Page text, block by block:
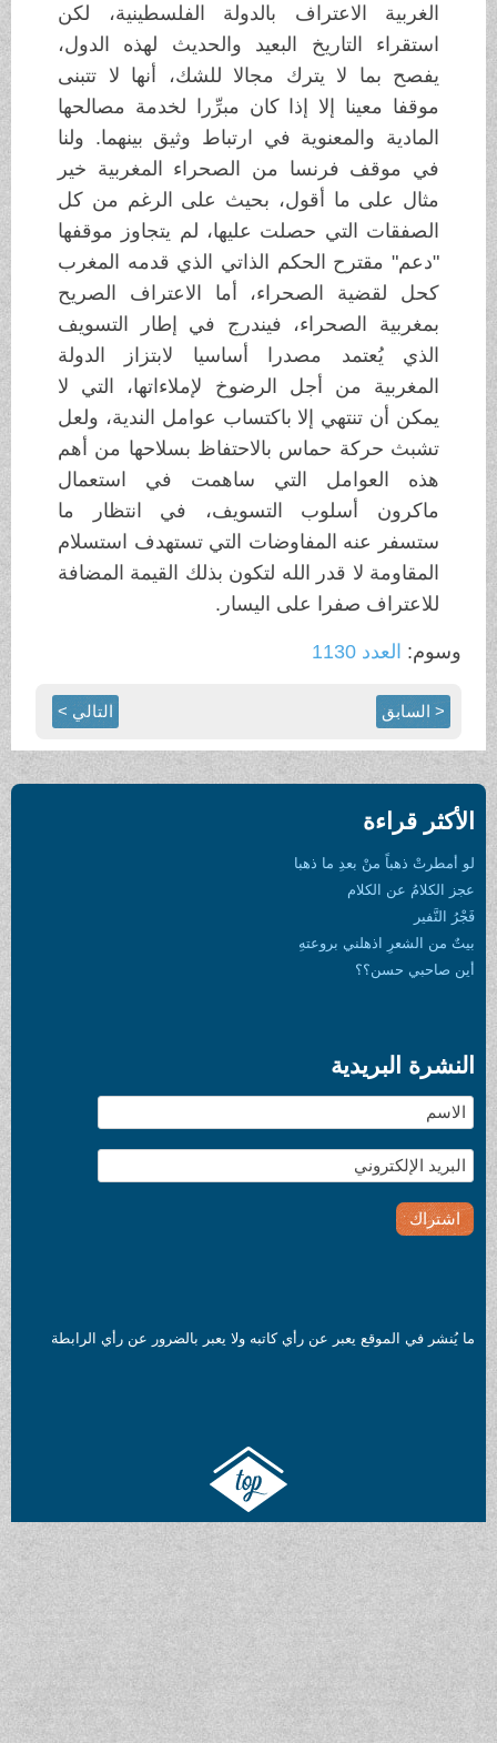
الغربية الاعتراف بالدولة الفلسطينية، لكن
استقراء التاريخ البعيد والحديث لهذه الدول،
يفصح بما لا يترك مجالا للشك، أنها لا تتبنى
موقفا معينا إلا إذا كان مبرِّرا لخدمة مصالحها
المادية والمعنوية في ارتباط وثيق بينهما. ولنا
في موقف فرنسا من الصحراء المغربية خير
مثال على ما أقول، بحيث على الرغم من كل
الصفقات التي حصلت عليها، لم يتجاوز موقفها
"دعم" مقترح الحكم الذاتي الذي قدمه المغرب
كحل لقضية الصحراء، أما الاعتراف الصريح
بمغربية الصحراء، فيندرج في إطار التسويف
الذي يُعتمد مصدرا أساسيا لابتزاز الدولة
المغربية من أجل الرضوخ لإملاءاتها، التي لا
يمكن أن تنتهي إلا باكتساب عوامل الندية، ولعل
تشبث حركة حماس بالاحتفاظ بسلاحها من أهم
هذه العوامل التي ساهمت في استعمال
ماكرون أسلوب التسويف، في انتظار ما
ستسفر عنه المفاوضات التي تستهدف استسلام
المقاومة لا قدر الله لتكون بذلك القيمة المضافة
للاعتراف صفرا على اليسار.
وسوم:العدد 1130
< السابق التالي >
الأكثر قراءة
لو أمطرتْ ذهباً منْ بعدِ ما ذهبا
عجز الكلامُ عن الكلام
فَجْرُ النَّفير
بيتٌ من الشعرِ اذهلني بروعتهِ
أين صاحبي حسن؟؟
النشرة البريدية
ما يُنشر في الموقع يعبر عن رأي كاتبه ولا يعبر بالضرور عن رأي الرابطة